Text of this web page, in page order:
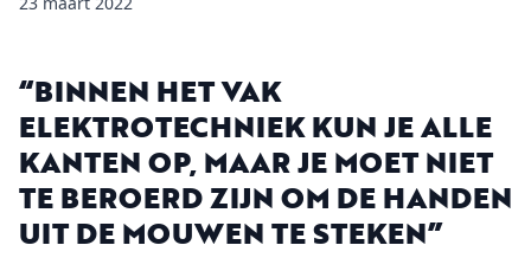
“BINNEN HET VAK
ELEKTROTECHNIEK KUN JE ALLE
KANTEN OP, MAAR JE MOET NIET
TE BEROERD ZIJN OM DE HANDEN
UIT DE MOUWEN TE STEKEN”